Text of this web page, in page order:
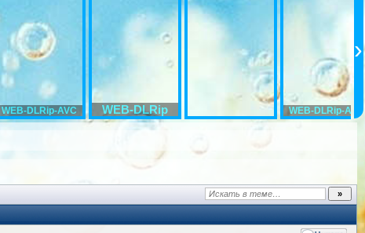
WEB-DLRip-AVC WEB-DLRip WEB-DLRip-AVC